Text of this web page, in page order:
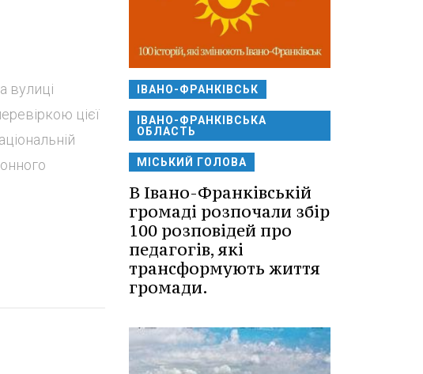
вулиці
цієї
ІВАНО-ФРАНКІВСЬК
ІВАНО-ФРАНКІВСЬКА
ОБЛАСТЬ
МІСЬКИЙ ГОЛОВА
В Івано-Франківській
громаді розпочали збір
100 розповідей про
педагогів, які
трансформують життя
громади.